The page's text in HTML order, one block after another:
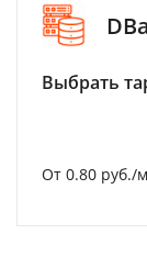
Выбрать
От 0.80 руб./